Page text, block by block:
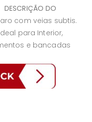
DESCRIÇÃO DO
com veias subtis.
para Interior,
e bancadas